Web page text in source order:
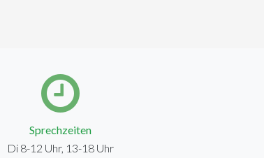
Sprechzeiten
Di 8-12 Uhr, 13-18 Uhr